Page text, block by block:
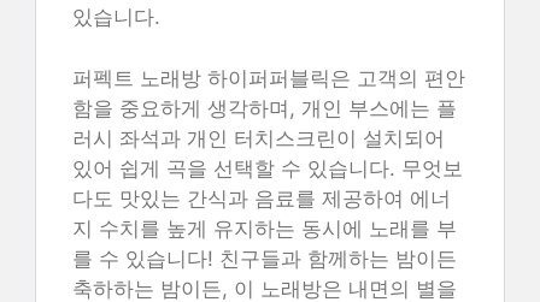
있습니다.
퍼펙트 노래방 하이퍼퍼블릭은 고객의 편안
함을 중요하게 생각하며, 개인 부스에는 플
러시 좌석과 개인 터치스크린이 설치되어
있어 쉽게 곡을 선택할 수 있습니다. 무엇보
다도 맛있는 간식과 음료를 제공하여 에너
지 수치를 높게 유지하는 동시에 노래를 부
를 수 있습니다! 친구들과 함께하는 밤이든
축하하는 밤이든, 이 노래방은 내면의 별을